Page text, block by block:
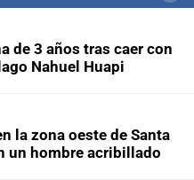
de 3 años tras caer con
Nahuel Huapi
la zona oeste de Santa
un hombre acribillado